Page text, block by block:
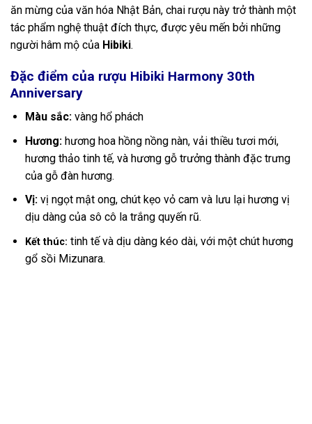
ăn mừng của văn hóa Nhật Bản, chai rượu này trở thành một
tác phẩm nghệ thuật đích thực, được yêu mến bởi những
người hâm mộ của Hibiki.
Đặc điểm của rượu Hibiki Harmony 30th
Anniversary
Màu sắc: vàng hổ phách
Hương: hương hoa hồng nồng nàn, vải thiều tươi mới,
hương thảo tinh tế, và hương gỗ trưởng thành đặc trưng
của gỗ đàn hương.
Vị: vị ngọt mật ong, chút kẹo vỏ cam và lưu lại hương vị
dịu dàng của sô cô la trắng quyến rũ.
Kết thúc: tinh tế và dịu dàng kéo dài, với một chút hương
gổ sồi Mizunara.